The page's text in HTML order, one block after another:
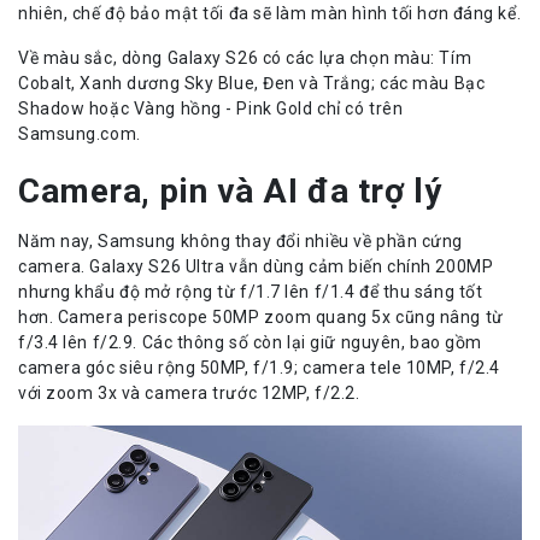
nhiên, chế độ bảo mật tối đa sẽ làm màn hình tối hơn đáng kể.
Về màu sắc, dòng Galaxy S26 có các lựa chọn màu: Tím
Cobalt, Xanh dương Sky Blue, Đen và Trắng; các màu Bạc
Shadow hoặc Vàng hồng - Pink Gold chỉ có trên
Samsung.com.
Camera, pin và AI đa trợ lý
Năm nay, Samsung không thay đổi nhiều về phần cứng
camera. Galaxy S26 Ultra vẫn dùng cảm biến chính 200MP
nhưng khẩu độ mở rộng từ f/1.7 lên f/1.4 để thu sáng tốt
hơn. Camera periscope 50MP zoom quang 5x cũng nâng từ
f/3.4 lên f/2.9. Các thông số còn lại giữ nguyên, bao gồm
camera góc siêu rộng 50MP, f/1.9; camera tele 10MP, f/2.4
với zoom 3x và camera trước 12MP, f/2.2.